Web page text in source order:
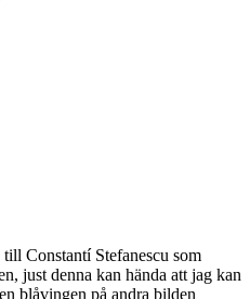
Constantí Stefanescu som
just denna kan hända att jag kan
blåvingen på andra bilden